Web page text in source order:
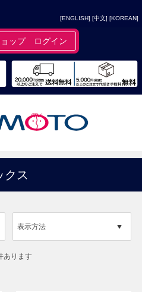
[ENGLISH] [中文] [KOREAN]
ョップ ログイン
クス
表示方法
あります